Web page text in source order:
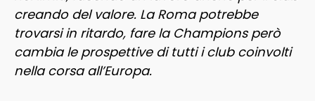
creando del valore. La Roma potrebbe
trovarsi in ritardo, fare la Champions però
cambia le prospettive di tutti i club coinvolti
nella corsa all’Europa.